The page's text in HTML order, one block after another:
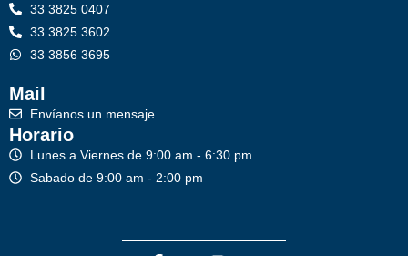
33 3825 0407
33 3825 3602
33 3856 3695
Mail
Envíanos un mensaje
Horario
Lunes a Viernes de 9:00 am - 6:30 pm
Sabado de 9:00 am - 2:00 pm